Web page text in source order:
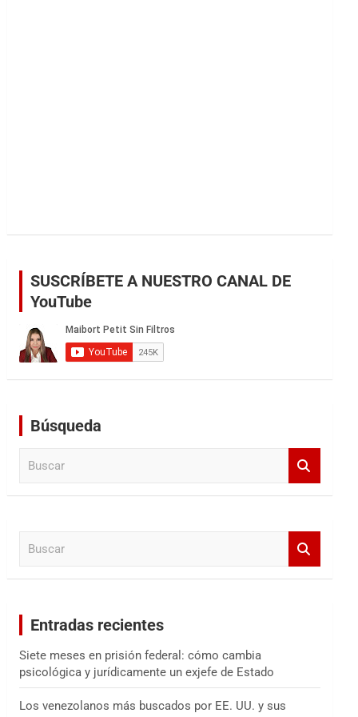
SUSCRÍBETE A NUESTRO CANAL DE
YouTube
Búsqueda
Entradas recientes
Siete meses en prisión federal: cómo cambia
psicológica y jurídicamente un exjefe de Estado
Los venezolanos más buscados por EE. UU. y sus